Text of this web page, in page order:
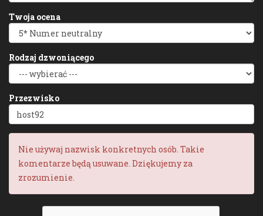
Twoja ocena
Rodzaj dzwoniącego
Przezwisko
Nie używaj nazwisk konkretnych osób. Takie
komentarze będą usuwane. Dziękujemy za
zrozumienie.